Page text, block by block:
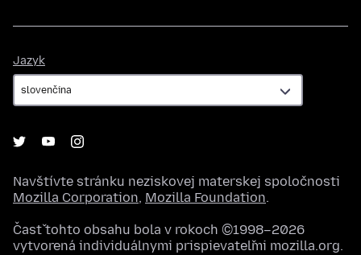
Jazyk
Navštívte stránku neziskovej materskej spoločnosti
Mozilla Corporation, Mozilla Foundation.
Časť tohto obsahu bola v rokoch ©1998–2026
vytvorená individuálnymi prispievateľmi mozilla.org.